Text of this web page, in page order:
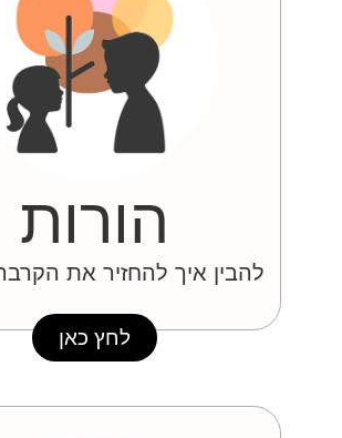
הורות
להבין איך להחזיר את
לחץ כאן